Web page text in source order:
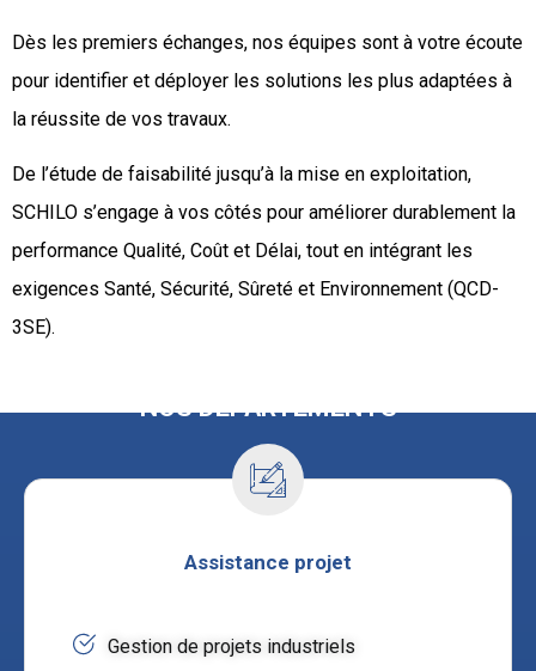
Dès les premiers échanges, nos équipes sont à votre écoute
pour identifier et déployer les solutions les plus adaptées à
la réussite de vos travaux.
De l’étude de faisabilité jusqu’à la mise en exploitation,
SCHILO s’engage à vos côtés pour améliorer durablement la
performance Qualité, Coût et Délai, tout en intégrant les
exigences Santé, Sécurité, Sûreté et Environnement (QCD-
3SE).
NOS DÉPARTEMENTS
Assistance projet
Gestion de projets industriels